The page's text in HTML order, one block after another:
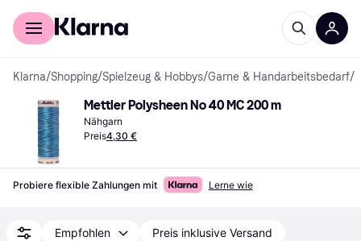
Für Shopper
Klarna/Shopping/Spielzeug & Hobbys/Garne & Handarbeitsbedarf/
Mettler Polysheen No 40 MC 200 m
Nähgarn
Preis4,30 €
Probiere flexible Zahlungen mit Lerne wie
Empfohlen Preis inklusive Versand